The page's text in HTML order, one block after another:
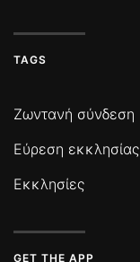
TAGS
Ζωντανή σύνδεση
Εύρεση εκκλησίας
Εκκλησίες
GET THE APP